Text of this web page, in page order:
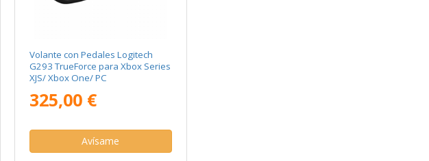
Volante con Pedales Logitech
G293 TrueForce para Xbox Series
XJS/ Xbox One/ PC
325,00 €
Avísame